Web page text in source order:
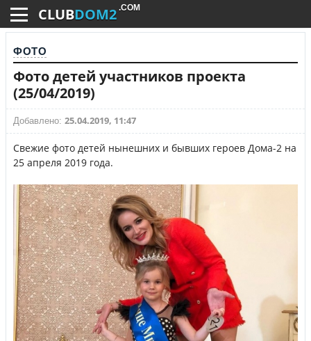
CLUBDOM2 .COM
ФОТО
Фото детей участников проекта
(25/04/2019)
Добавлено: 25.04.2019, 11:47
Свежие фото детей нынешних и бывших героев Дома-2 на
25 апреля 2019 года.